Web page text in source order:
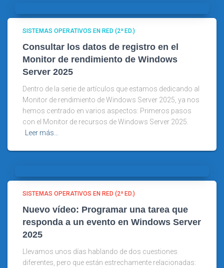
SISTEMAS OPERATIVOS EN RED (2ª ED.)
Consultar los datos de registro en el
Monitor de rendimiento de Windows
Server 2025
Dentro de la serie de artículos que estamos dedicando al
Monitor de rendimiento de Windows Server 2025, ya nos
hemos centrado en varios aspectos: Primeros pasos
con el Monitor de recursos de Windows Server 2025.
Leer más…
SISTEMAS OPERATIVOS EN RED (2ª ED.)
Nuevo vídeo: Programar una tarea que
responda a un evento en Windows Server
2025
Llevamos unos días hablando de dos cuestiones
diferentes, pero que están estrechamente relacionadas: